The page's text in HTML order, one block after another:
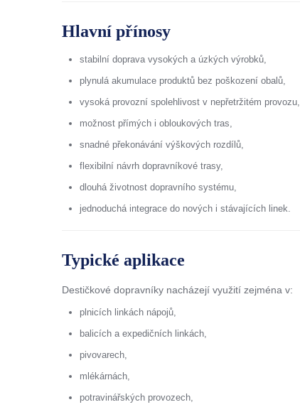
Hlavní přínosy
stabilní doprava vysokých a úzkých výrobků,
plynulá akumulace produktů bez poškození obalů,
vysoká provozní spolehlivost v nepřetržitém provozu,
možnost přímých i obloukových tras,
snadné překonávání výškových rozdílů,
flexibilní návrh dopravníkové trasy,
dlouhá životnost dopravního systému,
jednoduchá integrace do nových i stávajících linek.
Typické aplikace
Destičkové dopravníky nacházejí využití zejména v:
plnicích linkách nápojů,
balicích a expedičních linkách,
pivovarech,
mlékárnách,
potravinářských provozech,